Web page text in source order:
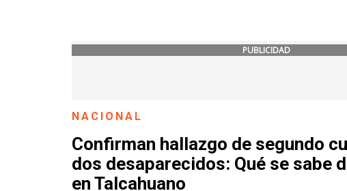
PUBLICIDAD
NACIONAL
Confirman hallazgo de segundo
dos desaparecidos: Qué se sabe
en Talcahuano